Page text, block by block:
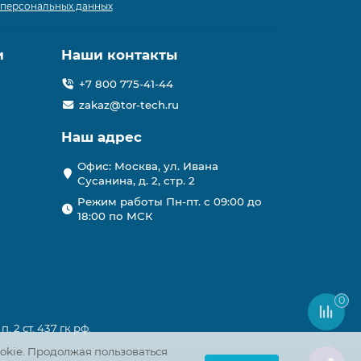
Продолжая пользоваться
данных
Наши контакты
+7 800 775-41-44
zakaz@tor-tech.ru
Наш адрес
Офис: Москва, ул. Ивана
Сусанина, д. 2, стр. 2
Режим работы Пн-пт. с 09:00 до
18:00 по МСК
2 ст. 437 гк рф.
0